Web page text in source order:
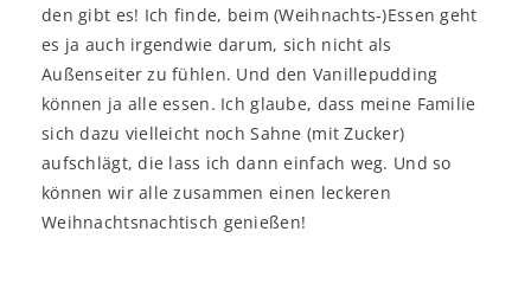
den gibt es! Ich finde, beim (Weihnachts-)Essen geht
es ja auch irgendwie darum, sich nicht als
Außenseiter zu fühlen. Und den Vanillepudding
können ja alle essen. Ich glaube, dass meine Familie
sich dazu vielleicht noch Sahne (mit Zucker)
aufschlägt, die lass ich dann einfach weg. Und so
können wir alle zusammen einen leckeren
Weihnachtsnachtisch genießen!